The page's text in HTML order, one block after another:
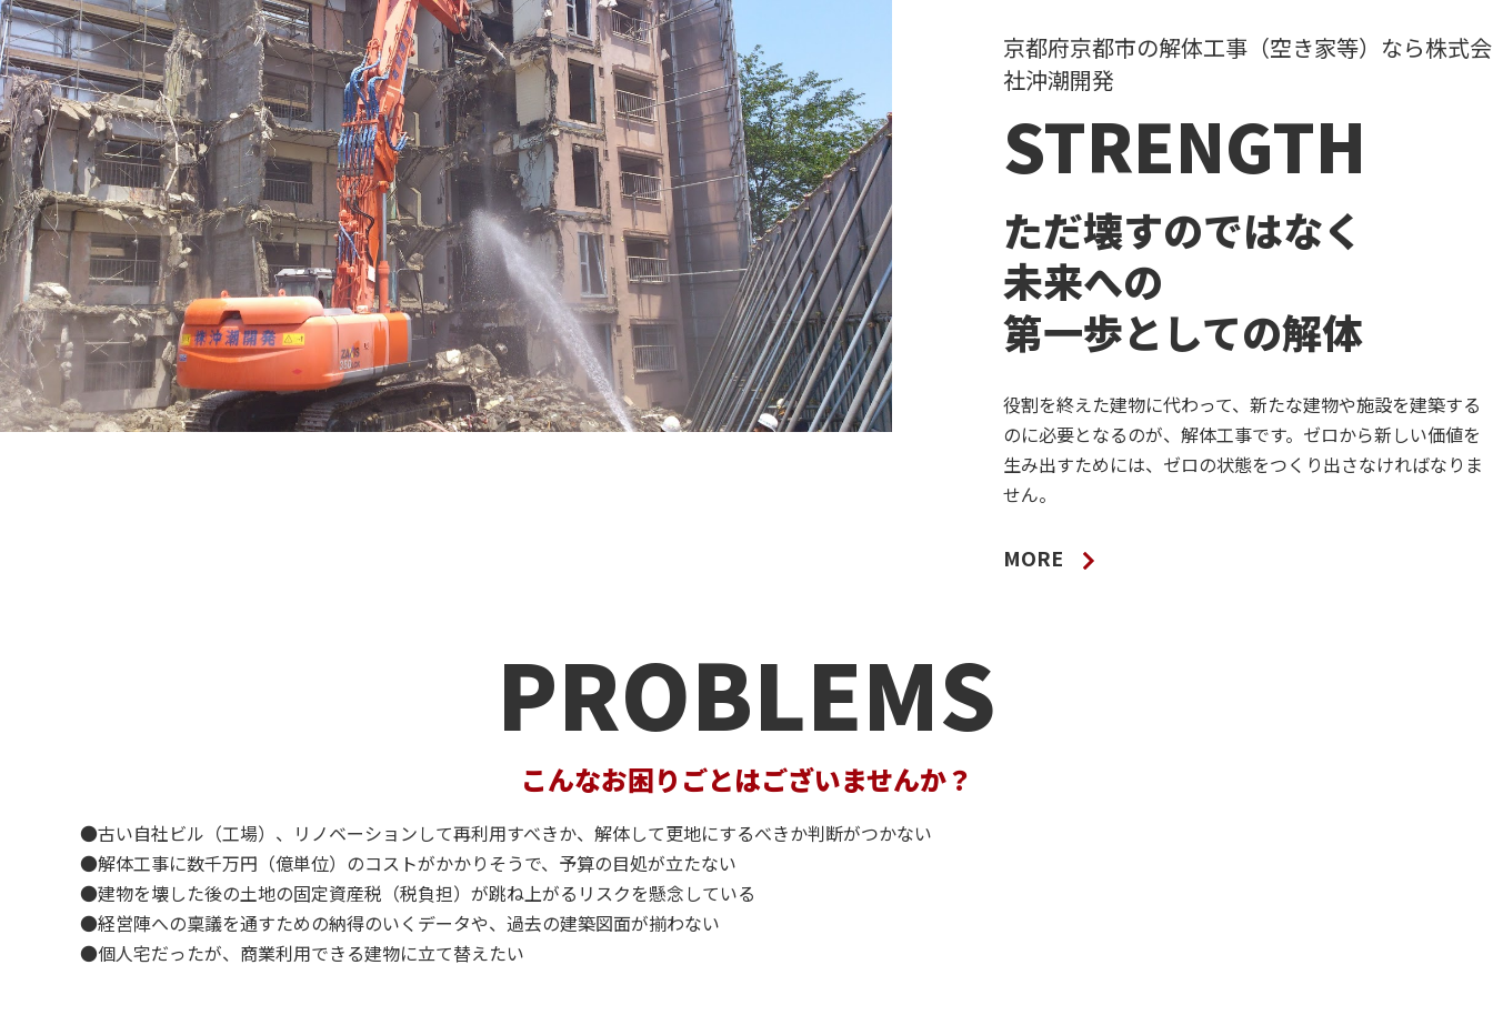
京都府京都市の解体工事（空き家等）なら株式会
社沖潮開発
STRENGTH
ただ壊すのではなく
未来への
第一歩としての解体
役割を終えた建物に代わって、新たな建物や施設を建築する
のに必要となるのが、解体工事です。ゼロから新しい価値を
生み出すためには、ゼロの状態をつくり出さなければなりま
せん。
MORE
PROBLEMS
こんなお困りごとはございませんか？
●古い自社ビル（工場）、リノベーションして再利用すべきか、解体して更地にするべきか判断がつかない
●解体工事に数千万円（億単位）のコストがかかりそうで、予算の目処が立たない
●建物を壊した後の土地の固定資産税（税負担）が跳ね上がるリスクを懸念している
●経営陣への稟議を通すための納得のいくデータや、過去の建築図面が揃わない
●個人宅だったが、商業利用できる建物に立て替えたい